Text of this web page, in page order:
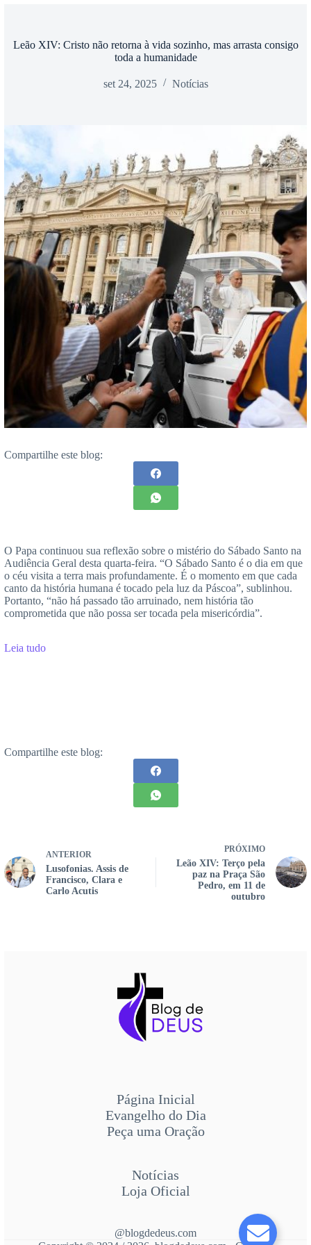
Leão XIV: Cristo não retorna à vida sozinho, mas arrasta consigo
toda a humanidade
set 24, 2025 Notícias
Compartilhe este blog:
O Papa continuou sua reflexão sobre o mistério do Sábado Santo na
Audiência Geral desta quarta-feira. “O Sábado Santo é o dia em que
o céu visita a terra mais profundamente. É o momento em que cada
canto da história humana é tocado pela luz da Páscoa”, sublinhou.
Portanto, “não há passado tão arruinado, nem história tão
comprometida que não possa ser tocada pela misericórdia”.
Leia tudo
Compartilhe este blog:
ANTERIOR
Lusofonias. Assis de
Francisco, Clara e
Carlo Acutis
PRÓXIMO
Leão XIV: Terço pela
paz na Praça São
Pedro, em 11 de
outubro
Página Inicial
Evangelho do Dia
Peça uma Oração
Notícias
Loja Oficial
@blogdedeus.com